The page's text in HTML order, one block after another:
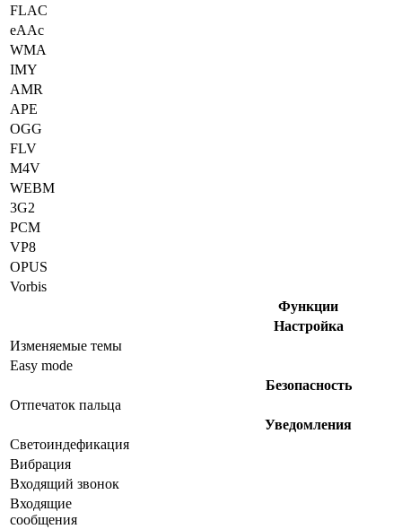
FLAC
eAAc
WMA
IMY
AMR
APE
OGG
FLV
M4V
WEBM
3G2
PCM
VP8
OPUS
Vorbis
Функции
Настройка
Изменяемые темы
Easy mode
Безопасность
Отпечаток пальца
Уведомления
Светоиндефикация
Вибрация
Входящий звонок
Входящие
сообщения